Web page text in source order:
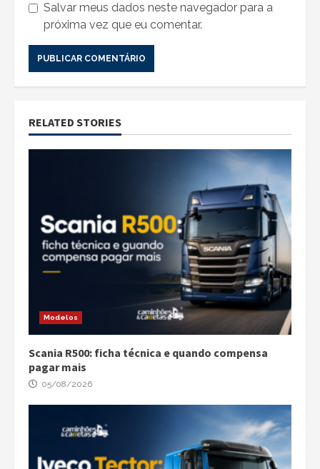
Salvar meus dados neste navegador para a
próxima vez que eu comentar.
RELATED STORIES
Modelos
Scania R500: ficha técnica e quando compensa
pagar mais
05/08/2026